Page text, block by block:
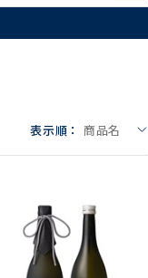
表示順： 商品名